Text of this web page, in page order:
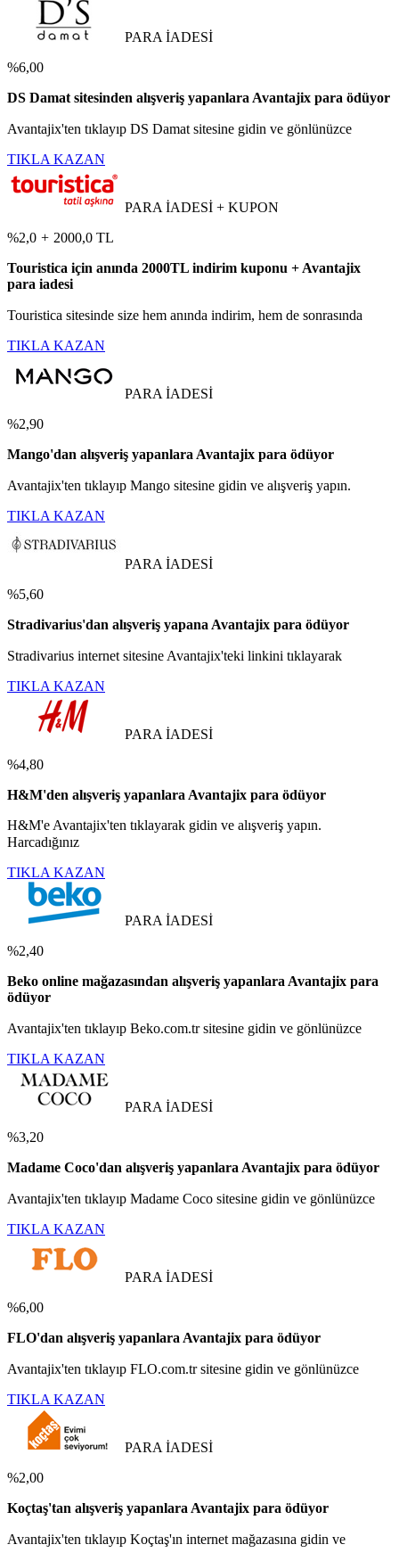
PARA İADESİ
%6,00
DS Damat sitesinden alışveriş yapanlara Avantajix para ödüyor
Avantajix'ten tıklayıp DS Damat sitesine gidin ve gönlünüzce
TIKLA KAZAN
PARA İADESİ + KUPON
%2,0 + 2000,0 TL
Touristica için anında 2000TL indirim kuponu + Avantajix
para iadesi
Touristica sitesinde size hem anında indirim, hem de sonrasında
TIKLA KAZAN
PARA İADESİ
%2,90
Mango'dan alışveriş yapanlara Avantajix para ödüyor
Avantajix'ten tıklayıp Mango sitesine gidin ve alışveriş yapın.
TIKLA KAZAN
PARA İADESİ
%5,60
Stradivarius'dan alışveriş yapana Avantajix para ödüyor
Stradivarius internet sitesine Avantajix'teki linkini tıklayarak
TIKLA KAZAN
PARA İADESİ
%4,80
H&M'den alışveriş yapanlara Avantajix para ödüyor
H&M'e Avantajix'ten tıklayarak gidin ve alışveriş yapın.
Harcadığınız
TIKLA KAZAN
PARA İADESİ
%2,40
Beko online mağazasından alışveriş yapanlara Avantajix para
ödüyor
Avantajix'ten tıklayıp Beko.com.tr sitesine gidin ve gönlünüzce
TIKLA KAZAN
PARA İADESİ
%3,20
Madame Coco'dan alışveriş yapanlara Avantajix para ödüyor
Avantajix'ten tıklayıp Madame Coco sitesine gidin ve gönlünüzce
TIKLA KAZAN
PARA İADESİ
%6,00
FLO'dan alışveriş yapanlara Avantajix para ödüyor
Avantajix'ten tıklayıp FLO.com.tr sitesine gidin ve gönlünüzce
TIKLA KAZAN
PARA İADESİ
%2,00
Koçtaş'tan alışveriş yapanlara Avantajix para ödüyor
Avantajix'ten tıklayıp Koçtaş'ın internet mağazasına gidin ve